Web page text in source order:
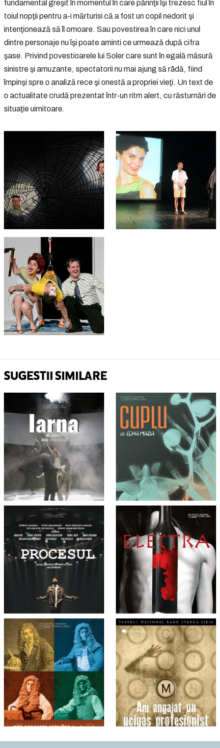
fundamental greşit în momentul în care părinţii îşi trezesc fiul în
toiul nopţii pentru a-i mărturisi că a fost un copil nedorit şi
intenţionează să îl omoare. Sau povestirea în care nici unul
dintre personaje nu îşi poate aminti ce urmează după cifra
şase. Privind povestioarele lui Soler care sunt în egală măsură
sinistre şi amuzante, spectatorii nu mai ajung să râdă, fiind
împinşi spre o analiză rece şi onestă a propriei vieţi. Un text de
o actualitate crudă prezentat într-un ritm alert, cu răsturnări de
situaţie uimitoare.
SUGESTII SIMILARE